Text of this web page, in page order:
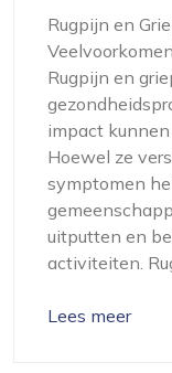
Rugpijn en
Rugpijn en
impact
Hoewel ze
symptomen
uitputten en
activiteiten.
Lees meer